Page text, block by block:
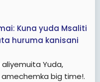
kuwepo na Yuda
wendawazimu
kuwa raisi wa
haikuhusu.
Kuna yuda Msaliti
huruma kanisani
Yuda,
amechemka big time!.